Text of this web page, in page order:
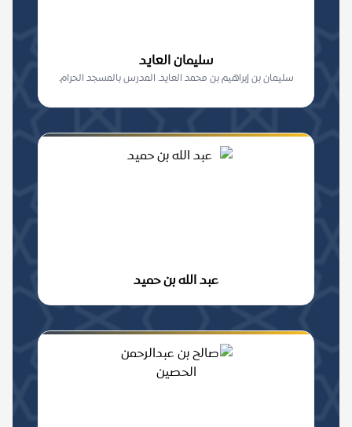
سليمان العايد
سليمان بن إبراهيم بن محمد العايد. المدرس بالمسجد الحرام.
عبد الله بن حميد